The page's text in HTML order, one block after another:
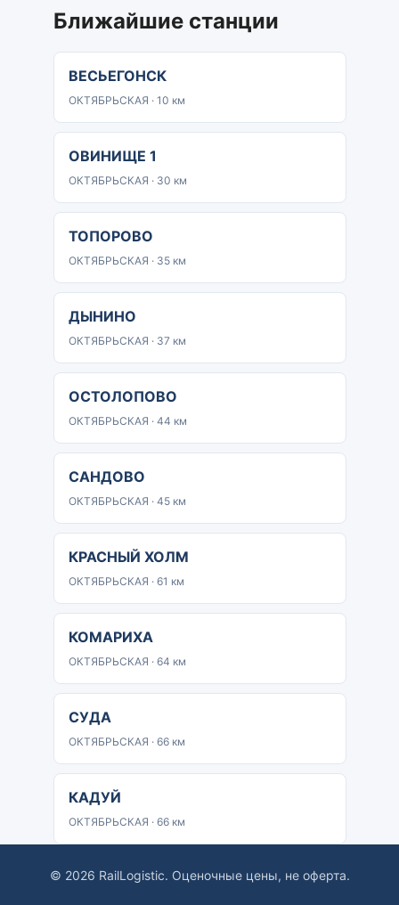
Ближайшие станции
ВЕСЬЕГОНСК
ОКТЯБРЬСКАЯ · 10 км
ОВИНИЩЕ 1
ОКТЯБРЬСКАЯ · 30 км
ТОПОРОВО
ОКТЯБРЬСКАЯ · 35 км
ДЫНИНО
ОКТЯБРЬСКАЯ · 37 км
ОСТОЛОПОВО
ОКТЯБРЬСКАЯ · 44 км
САНДОВО
ОКТЯБРЬСКАЯ · 45 км
КРАСНЫЙ ХОЛМ
ОКТЯБРЬСКАЯ · 61 км
КОМАРИХА
ОКТЯБРЬСКАЯ · 64 км
СУДА
ОКТЯБРЬСКАЯ · 66 км
КАДУЙ
ОКТЯБРЬСКАЯ · 66 км
© 2026 RailLogistic. Оценочные цены, не оферта.